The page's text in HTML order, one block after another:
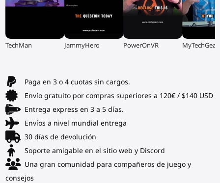
▶
TechMan ▶
JammyHero ▶
PowerOnVR ▶
MyTechGear
Paga en 3 o 4 cuotas sin cargos.
Envío gratuito por compras superiores a 120€ / $140 USD
Entrega express en 3 a 5 días.
Envíos a nivel mundial entrega
30 días de devolución
Soporte amigable en el sitio web y Discord
Una gran comunidad para compañeros de juego y
consejos